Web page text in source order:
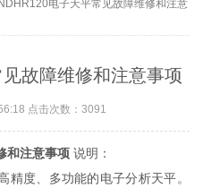
电子天平常见故障维修和注意
故障维修和注意事项
点击次数：3091
和注意事项 说明：
精度、多功能的电子分析天平。